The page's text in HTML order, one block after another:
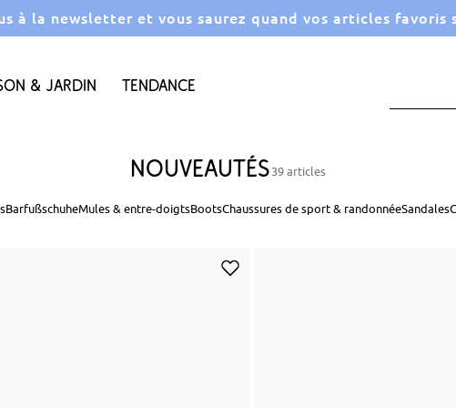
à la newsletter et vous saurez quand vos articles favoris
& Jardin Tendance
Nouveautés39 articles
BarfußschuheMules & entre-doigtsBootsChaussures de sport & randonnéeSandales